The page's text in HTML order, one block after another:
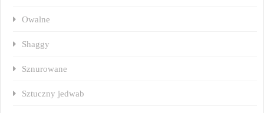
Owalne
Shaggy
Sznurowane
Sztuczny jedwab